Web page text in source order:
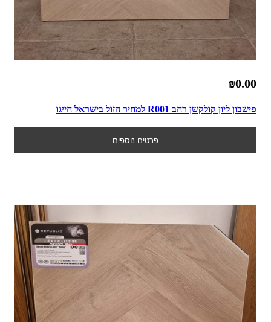
₪0.00
פישבון ליון קולקשן רחב R001 למחיר הזול בישראל חייגו
פרטים נוספים